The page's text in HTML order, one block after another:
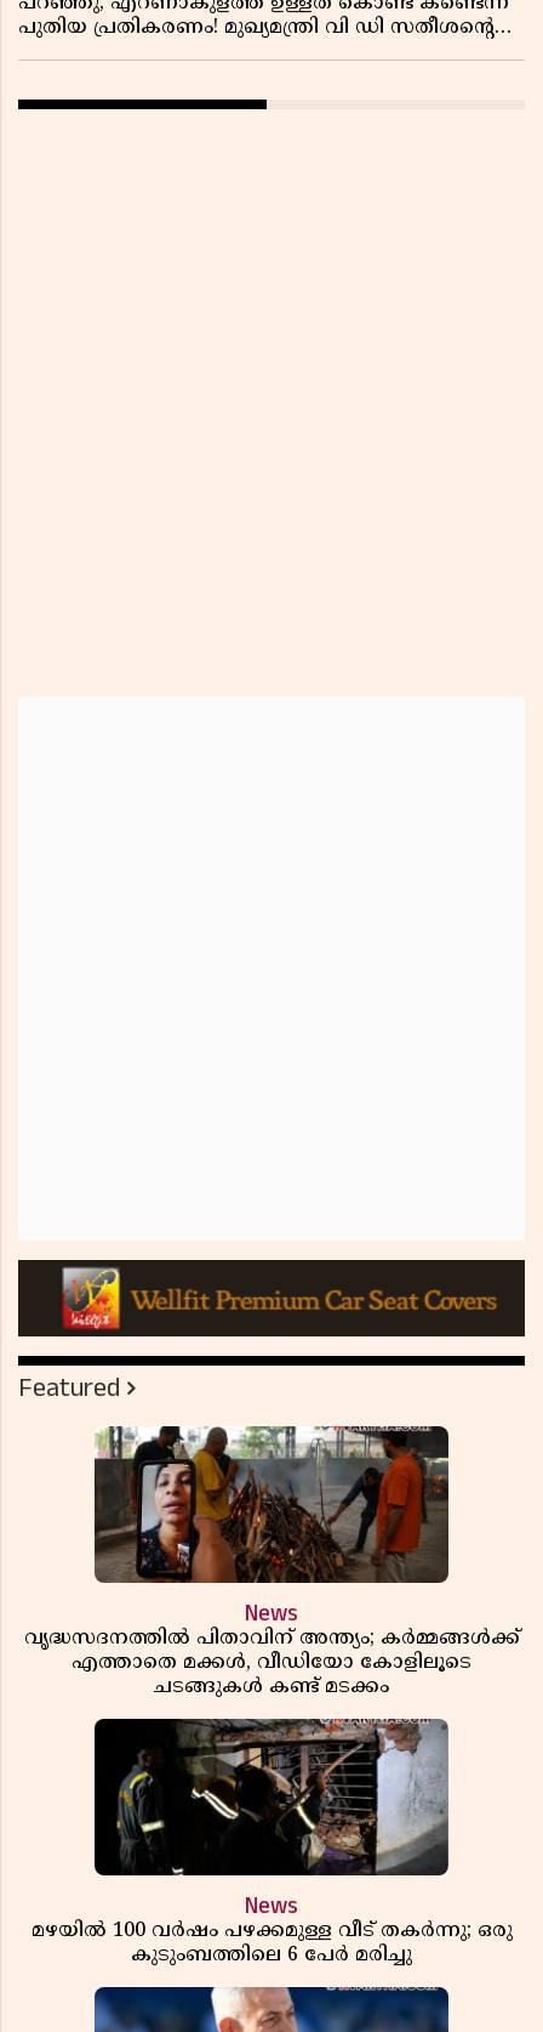
പുതിയ പ്രതികരണം! മുഖ്യമന്ത്രി വി ഡി സതീശന്റെ
Featured
News
വൃദ്ധസദനത്തിൽ പിതാവിന് അന്ത്യം; കർമ്മങ്ങൾക്ക്
എത്താതെ മക്കൾ, വീഡിയോ കോളിലൂടെ
ചടങ്ങുകൾ കണ്ട് മടക്കം
News
മഴയിൽ 100 വർഷം പഴക്കമുള്ള വീട് തകർന്നു; ഒരു
കുടുംബത്തിലെ 6 പേർ മരിച്ചു